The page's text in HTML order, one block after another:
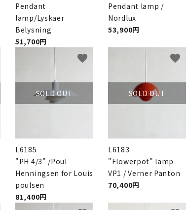
Pendant
lamp/Lyskaer
Belysning
51,700円
Pendant lamp /
Nordlux
53,900円
SOLD OUT
L6185
"PH 4/3" /Poul
Henningsen for Louis
poulsen
81,400円
favorite
SOLD OUT
L6183
"Flowerpot" lamp
VP1 / Verner Panton
70,400円
favorite